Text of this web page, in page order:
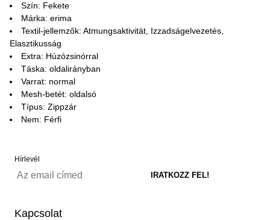
Szín: Fekete
Márka: erima
Textil-jellemzők: Atmungsaktivität, Izzadságelvezetés,
Elasztikusság
Extra: Húzózsinórral
Táska: oldalirányban
Varrat: normal
Mesh-betét: oldalsó
Típus: Zippzár
Nem: Férfi
Hírlevél
Kapcsolat